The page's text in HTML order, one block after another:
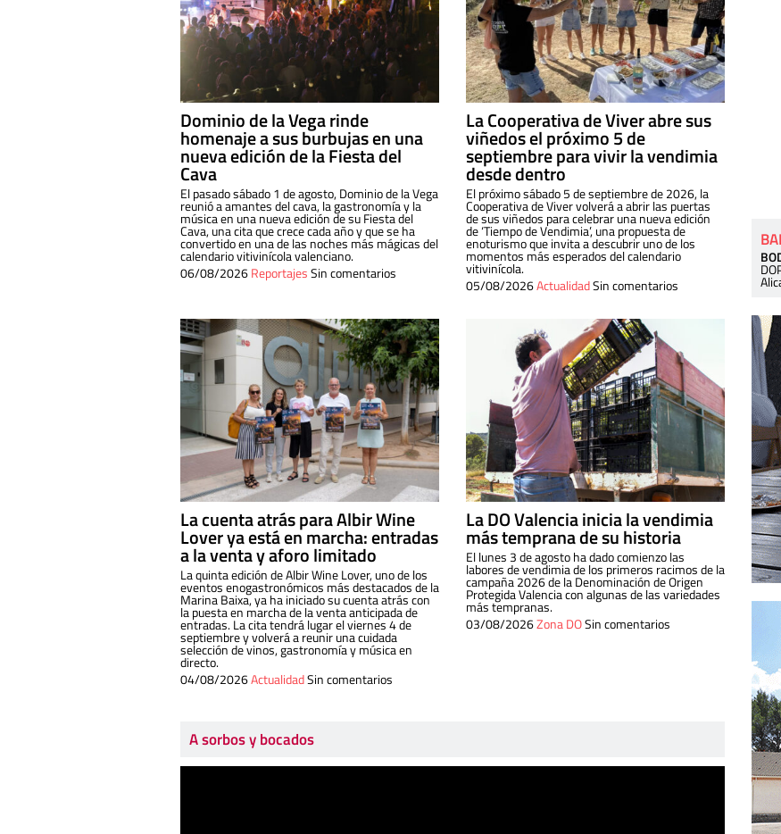
Dominio de la Vega rinde
homenaje a sus burbujas en una
nueva edición de la Fiesta del
Cava
El pasado sábado 1 de agosto, Dominio de la Vega
reunió a amantes del cava, la gastronomía y la
música en una nueva edición de su Fiesta del
Cava, una cita que crece cada año y que se ha
convertido en una de las noches más mágicas del
calendario vitivinícola valenciano.
06/08/2026ReportajesSin comentarios
La Cooperativa de Viver abre sus
viñedos el próximo 5 de
septiembre para vivir la vendimia
desde dentro
El próximo sábado 5 de septiembre de 2026, la
Cooperativa de Viver volverá a abrir las puertas
de sus viñedos para celebrar una nueva edición
de ‘Tiempo de Vendimia’, una propuesta de
enoturismo que invita a descubrir uno de los
momentos más esperados del calendario
vitivinícola.
05/08/2026ActualidadSin comentarios
La cuenta atrás para Albir Wine
Lover ya está en marcha: entradas
a la venta y aforo limitado
La quinta edición de Albir Wine Lover, uno de los
eventos enogastronómicos más destacados de la
Marina Baixa, ya ha iniciado su cuenta atrás con
la puesta en marcha de la venta anticipada de
entradas. La cita tendrá lugar el viernes 4 de
septiembre y volverá a reunir una cuidada
selección de vinos, gastronomía y música en
directo.
04/08/2026ActualidadSin comentarios
La DO Valencia inicia la vendimia
más temprana de su historia
El lunes 3 de agosto ha dado comienzo las
labores de vendimia de los primeros racimos de la
campaña 2026 de la Denominación de Origen
Protegida Valencia con algunas de las variedades
más tempranas.
03/08/2026Zona DOSin comentarios
A sorbos y bocados